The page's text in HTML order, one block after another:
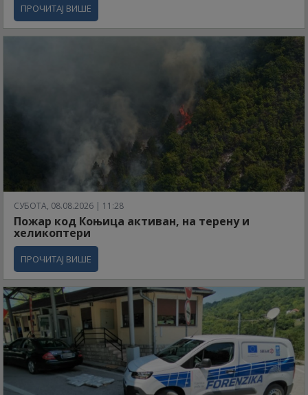
ПРОЧИТАЈ ВИШЕ
СУБОТА, 08.08.2026 | 11:28
Пожар код Коњица активан, на терену и
хеликоптери
ПРОЧИТАЈ ВИШЕ